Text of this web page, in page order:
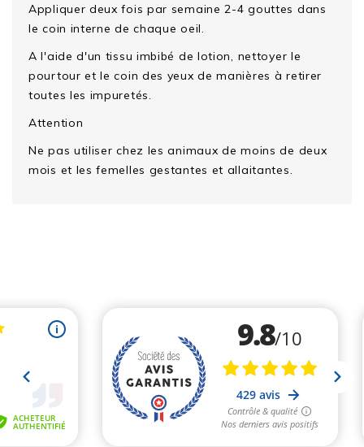
Appliquer deux fois par semaine 2-4 gouttes dans
le coin interne de chaque oeil.
A l'aide d'un tissu imbibé de lotion, nettoyer le
pourtour et le coin des yeux de manières à retirer
toutes les impuretés.
Attention
Ne pas utiliser chez les animaux de moins de deux
mois et les femelles gestantes et allaitantes.